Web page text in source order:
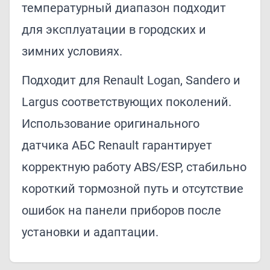
температурный диапазон подходит
для эксплуатации в городских и
зимних условиях.
Подходит для Renault Logan, Sandero и
Largus соответствующих поколений.
Использование оригинального
датчика АБС Renault гарантирует
корректную работу ABS/ESP, стабильно
короткий тормозной путь и отсутствие
ошибок на панели приборов после
установки и адаптации.